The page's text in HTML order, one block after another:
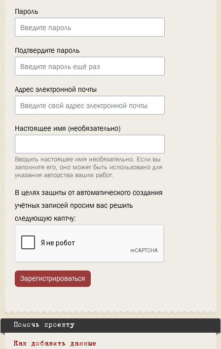
Пароль
Подтвердите пароль
Адрес электронной почты
Настоящее имя (необязательно)
Вводить настоящее имя необязательно. Если вы
заполните его, оно может быть использовано для
указания авторства ваших работ.
В целях защиты от автоматического создания
учётных записей просим вас решить
следующую каптчу:
Зарегистрироваться
Помочь проекту
Как добавить данные